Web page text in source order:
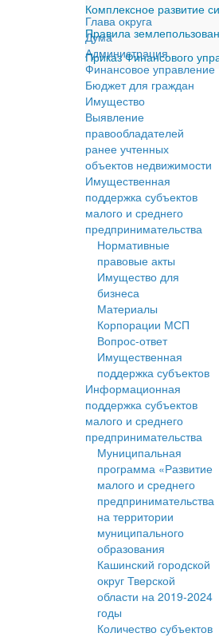
Комплексное развитие
Правила
Приказ Финансового
Глава округа
Дума
Администрация
Финансовое управление
Бюджет для граждан
Имущество
Выявление
правообладателей
ранее учтенных
объектов недвижимости
Имущественная
поддержка субъектов
малого и среднего
предпринимательства
Нормативные
правовые акты
Имущество для
бизнеса
Материалы
Корпорации МСП
Вопрос-ответ
Имущественная
поддержка субъектов
Информационная
поддержка субъектов
малого и среднего
предпринимательства
Муниципальная
программа «Развитие
малого и среднего
предпринимательства
на территории
муниципального
образования
Кашинский городской
округ Тверской
области на 2019-2024
годы
Количество субъектов